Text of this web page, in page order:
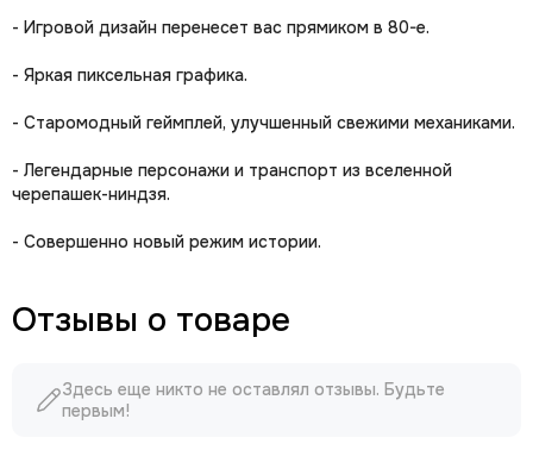
- Игровой дизайн перенесет вас прямиком в 80-е.
- Яркая пиксельная графика.
- Старомодный геймплей, улучшенный свежими механиками.
- Легендарные персонажи и транспорт из вселенной
черепашек-ниндзя.
- Совершенно новый режим истории.
Отзывы о товаре
Здесь еще никто не оставлял отзывы. Будьте
первым!